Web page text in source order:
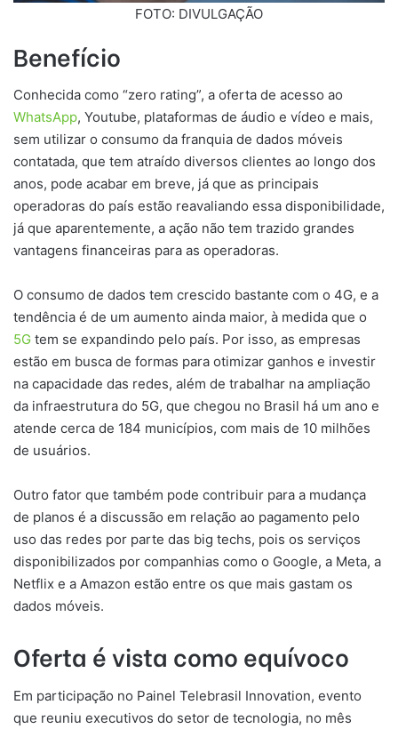
FOTO: DIVULGAÇÃO
Benefício
Conhecida como “zero rating”, a oferta de acesso ao
WhatsApp, Youtube, plataformas de áudio e vídeo e mais,
sem utilizar o consumo da franquia de dados móveis
contatada, que tem atraído diversos clientes ao longo dos
anos, pode acabar em breve, já que as principais
operadoras do país estão reavaliando essa disponibilidade,
já que aparentemente, a ação não tem trazido grandes
vantagens financeiras para as operadoras.
O consumo de dados tem crescido bastante com o 4G, e a
tendência é de um aumento ainda maior, à medida que o
5G tem se expandindo pelo país. Por isso, as empresas
estão em busca de formas para otimizar ganhos e investir
na capacidade das redes, além de trabalhar na ampliação
da infraestrutura do 5G, que chegou no Brasil há um ano e
atende cerca de 184 municípios, com mais de 10 milhões
de usuários.
Outro fator que também pode contribuir para a mudança
de planos é a discussão em relação ao pagamento pelo
uso das redes por parte das big techs, pois os serviços
disponibilizados por companhias como o Google, a Meta, a
Netflix e a Amazon estão entre os que mais gastam os
dados móveis.
Oferta é vista como equívoco
Em participação no Painel Telebrasil Innovation, evento
que reuniu executivos do setor de tecnologia, no mês